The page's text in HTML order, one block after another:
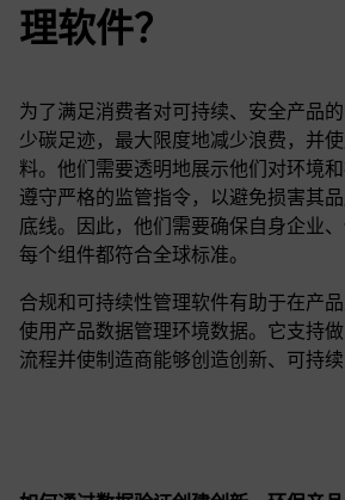
理软件？
为了满足消费者对可持续、安全产品
少碳足迹，最大限度地减少浪费，并
料。他们需要透明地展示他们对环境
遵守严格的监管指令，以避免损害其
底线。因此，他们需要确保自身企业
每个组件都符合全球标准。
合规和可持续性管理软件有助于在产
使用产品数据管理环境数据。它支持
流程并使制造商能够创造创新、可持续